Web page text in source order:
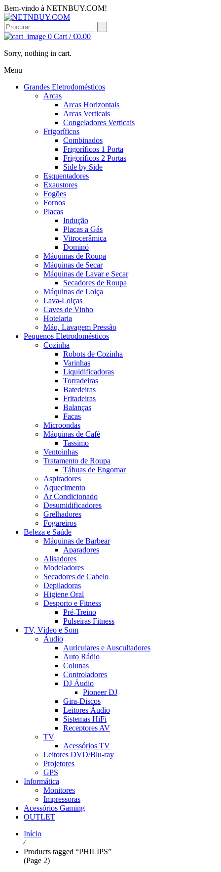
Bem-vindo à NETNBUY.COM!
0 Cart /€0.00
Sorry, nothing in cart.
Menu
Grandes Eletrodomésticos
Arcas
Arcas Horizontais
Arcas Verticais
Congeladores Verticais
Frigoríficos
Combinados
Frigoríficos 1 Porta
Frigoríficos 2 Portas
Side by Side
Esquentadores
Exaustores
Fogões
Fornos
Placas
Indução
Placas a Gás
Vitrocerâmica
Dominó
Máquinas de Roupa
Máquinas de Secar
Máquinas de Lavar e Secar
Secadores de Roupa
Máquinas de Loiça
Lava-Loiças
Caves de Vinho
Hotelaria
Máq. Lavagem Pressão
Pequenos Eletrodomésticos
Cozinha
Robots de Cozinha
Varinhas
Liquidificadoras
Torradeiras
Batedeiras
Fritadeiras
Balanças
Facas
Microondas
Máquinas de Café
Tassimo
Ventoinhas
Tratamento de Roupa
Tábuas de Engomar
Aspiradores
Aquecimento
Ar Condicionado
Desumidificadores
Grelhadores
Fogareiros
Beleza e Saúde
Máquinas de Barbear
Aparadores
Alisadores
Modeladores
Secadores de Cabelo
Depiladoras
Higiene Oral
Desporto e Fitness
Pré-Treino
Pulseiras Fitness
TV, Vídeo e Som
Áudio
Auriculares e Auscultadores
Auto Rádio
Colunas
Controladores
DJ Áudio
Pioneer DJ
Gira-Discos
Leitores Áudio
Sistemas HiFi
Receptores AV
TV
Acessórios TV
Leitores DVD/Blu-ray
Projetores
GPS
Informática
Monitores
Impressoras
Acessórios Gaming
OUTLET
Início
⁄
Products tagged “PHILIPS”
(Page 2)